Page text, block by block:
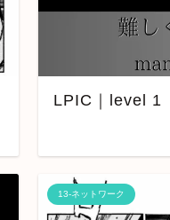
LPIC｜level 1
13-ネットワーク